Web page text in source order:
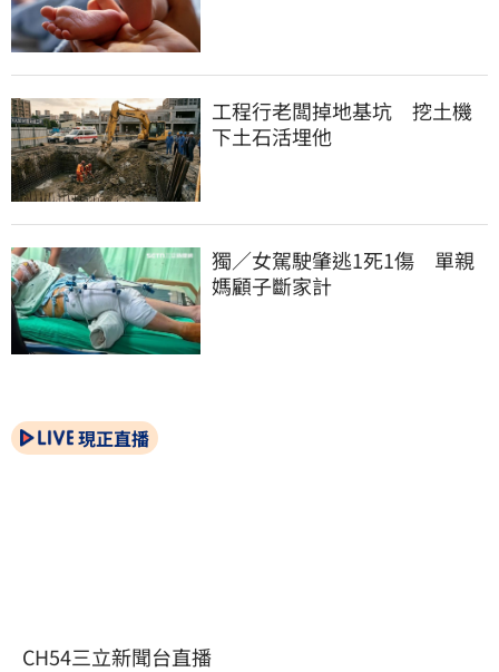
工程行老闆掉地基坑　挖土機
下土石活埋他
獨／女駕駛肇逃1死1傷　單親
媽顧子斷家計
現正直播
CH54三立新聞台直播